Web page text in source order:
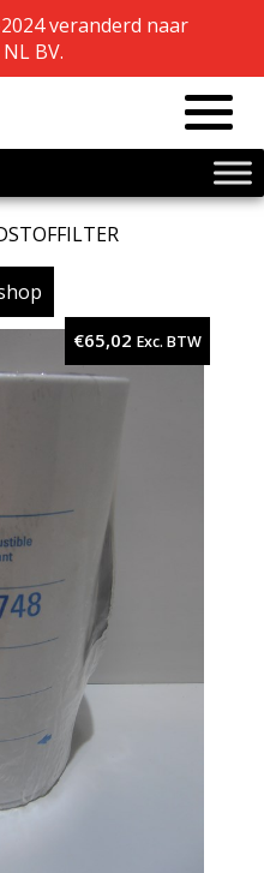
veranderd naar
BV.
veranderd naar
BV.
€65,02 Exc. BTW